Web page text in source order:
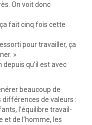
On voit donc
ça fait cinq fois cette
pour travailler, ça
»
depuis qu’il est avec
beaucoup de
différences de valeurs :
l’équilibre travail-
et de l’homme, les